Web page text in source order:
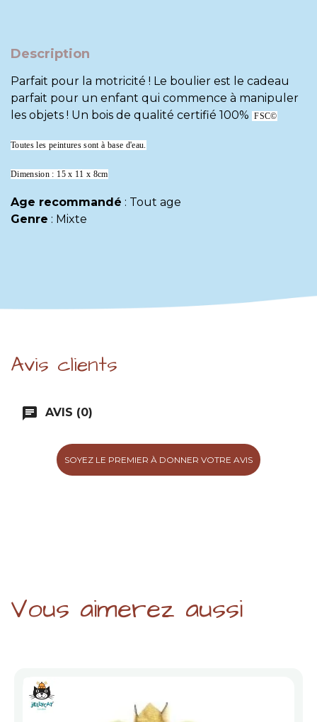
Description
Parfait pour la motricité ! Le boulier est le cadeau
parfait pour un enfant qui commence à manipuler
les objets ! Un bois de qualité certifié 100% FSC©
Toutes les peintures sont à base d'eau.
Dimension : 15 x 11 x 8cm
Age recommandé : Tout age
Genre : Mixte
Avis clients
chat AVIS (0)
SOYEZ LE PREMIER À DONNER VOTRE AVIS
Vous aimerez aussi